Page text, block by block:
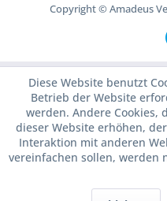
Copyright © Amadeus
Diese Website benutzt
Betrieb der Website
werden. Andere Cookies,
dieser Website erhöhen,
Interaktion mit anderen
vereinfachen sollen, werden